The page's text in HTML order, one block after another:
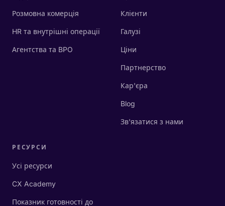
Розмовна комерція
HR та внутрішні операції
Агентства та BPO
Клієнти
Галузі
Ціни
Партнерство
Кар'єра
Blog
Зв'язатися з нами
РЕСУРСИ
Усі ресурси
CX Academy
Показник готовності до